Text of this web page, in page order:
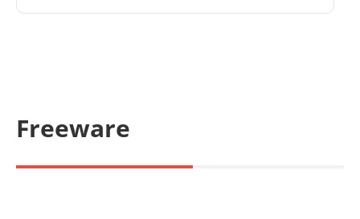
Freeware